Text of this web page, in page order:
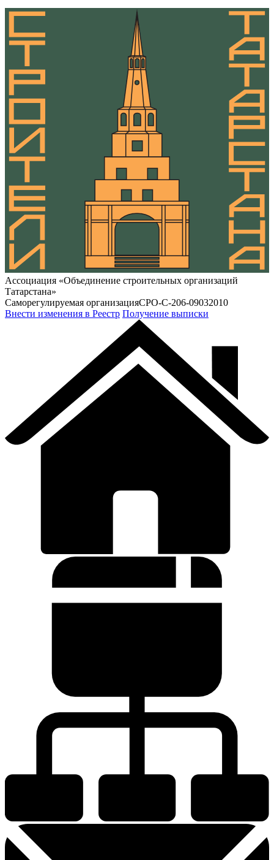
Ассоциация «Объединение строительных организаций
Татарстана»
Саморегулируемая организацияСРО-С-206-09032010
Внести изменения в Реестр Получение выписки